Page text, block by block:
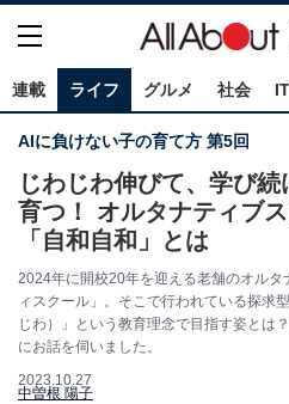
連載 ライフ グルメ 社会
AIに負けない子の育て方 第5回
じわじわ伸びて、学び
育つ！ オルタナティブ
「自和自和」とは
2024年に開校20年を迎える老舗のオル
ィスクール」。そこで行われている探求
じわ）」という教育理念で目指す姿とは
にお話を伺いました。
2023.10.27
中曽根 陽子